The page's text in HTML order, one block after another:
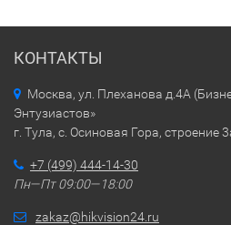
КОНТАКТЫ
Москва, ул. Плеханова д.4А
Энтузиастов»
г. Тула, с. Осиновая Гора, строение
+7 (499) 444-14-30
Пн—Пт 09:00—18:00
zakaz@hikvision24.ru